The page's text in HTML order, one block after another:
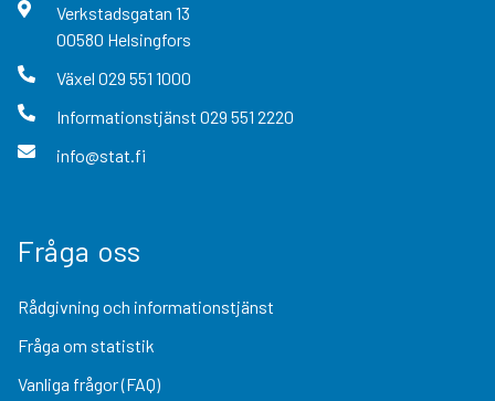
Verkstadsgatan 13
00580 Helsingfors
Växel 029 551 1000
Informationstjänst 029 551 2220
info@stat.fi
Fråga oss
Rådgivning och informationstjänst
Fråga om statistik
Vanliga frågor (FAQ)